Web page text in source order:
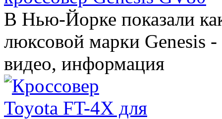
В Нью-Йорке показали
люксовой марки Genesis
видео, информация